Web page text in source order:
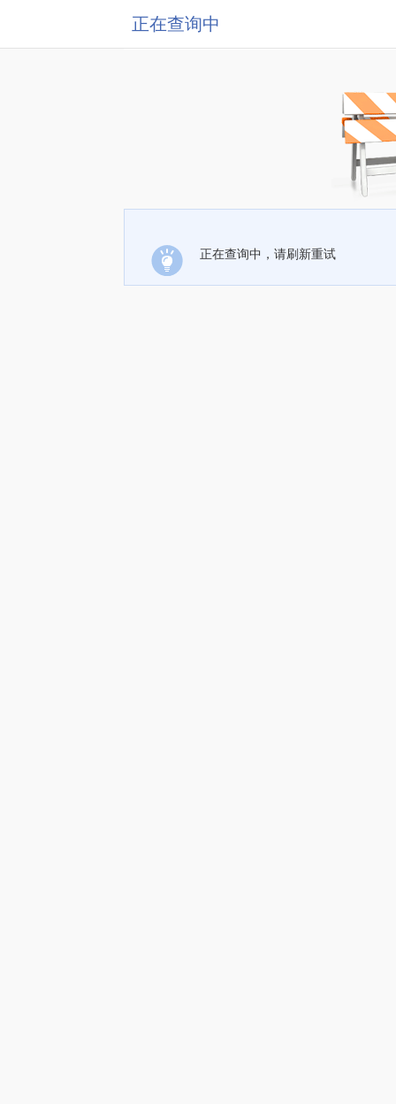
正在查询中
正在查询中，请刷新重试